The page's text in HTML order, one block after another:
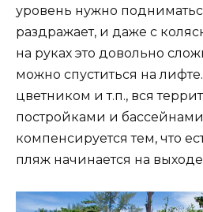
уровень нужно
раздражает, и даже с
на руках это довольно
можно спуститься на
цветником и т.п., вся
постройками и
компенсируется тем, что
пляж начинается на